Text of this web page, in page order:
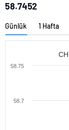
58.7452
Günlük 1 Hafta
58.7
58.75